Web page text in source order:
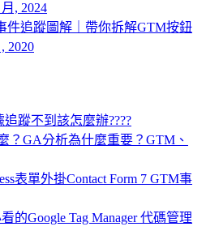
月, 2024
件追蹤圖解｜帶你拆解GTM按鈕
2020
蹤不到該怎麼辦????
？GA分析為什麼重要？GTM、
表單外掛Contact Form 7 GTM事
的Google Tag Manager 代碼管理